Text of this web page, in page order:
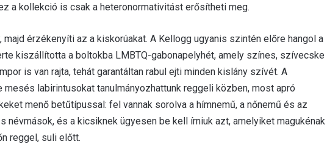
a kollekció is csak a heteronormativitást erősítheti meg.
érzékenyíti az a kiskorúakat. A Kellogg ugyanis szintén előre hangol a
kiszállította a boltokba LMBTQ-gabonapelyhét, amely színes, szívecske
is van rajta, tehát garantáltan rabul ejti minden kislány szívét. A
mesés labirintusokat tanulmányozhattunk reggeli közben, most apró
menő betűtípussal: fel vannak sorolva a hímnemű, a nőnemű és az
névmások, és a kicsiknek ügyesen be kell írniuk azt, amelyiket magukénak
reggel, suli előtt.